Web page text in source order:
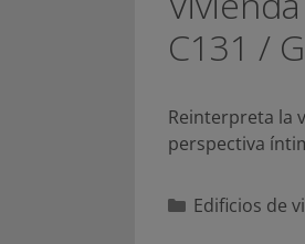
C131 /
Reinterpreta la
perspectiva
Categorías
Edificios de